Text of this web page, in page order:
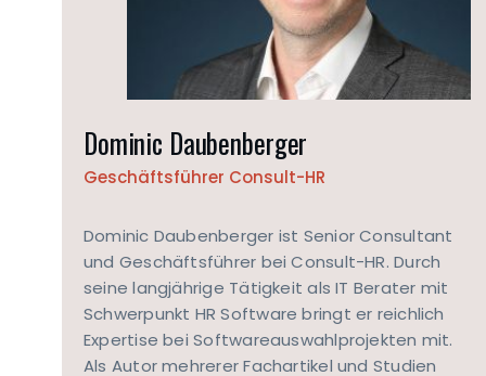
Dominic Daubenberger
Geschäftsführer Consult-HR
Dominic Daubenberger ist Senior Consultant
und Geschäftsführer bei Consult-HR. Durch
seine langjährige Tätigkeit als IT Berater mit
Schwerpunkt HR Software bringt er reichlich
Expertise bei Softwareauswahlprojekten mit.
Als Autor mehrerer Fachartikel und Studien